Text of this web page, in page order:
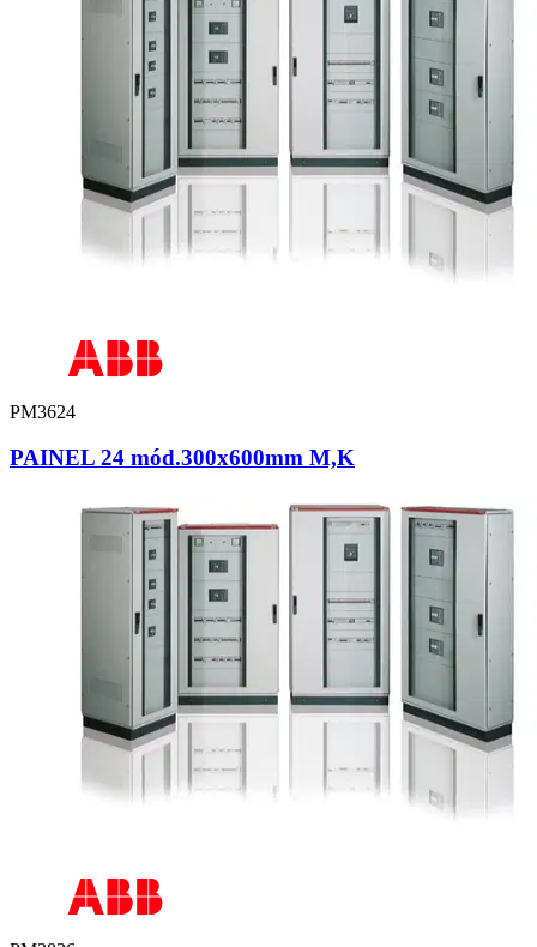
PM3624
PAINEL 24 mód.300x600mm M,K